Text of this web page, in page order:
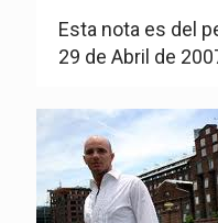
Esta nota es del
29 de Abril de